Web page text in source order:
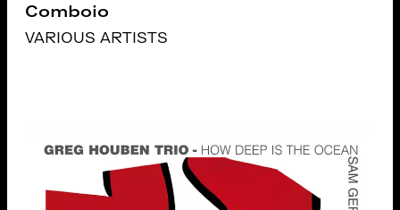
Comboio
VARIOUS ARTISTS